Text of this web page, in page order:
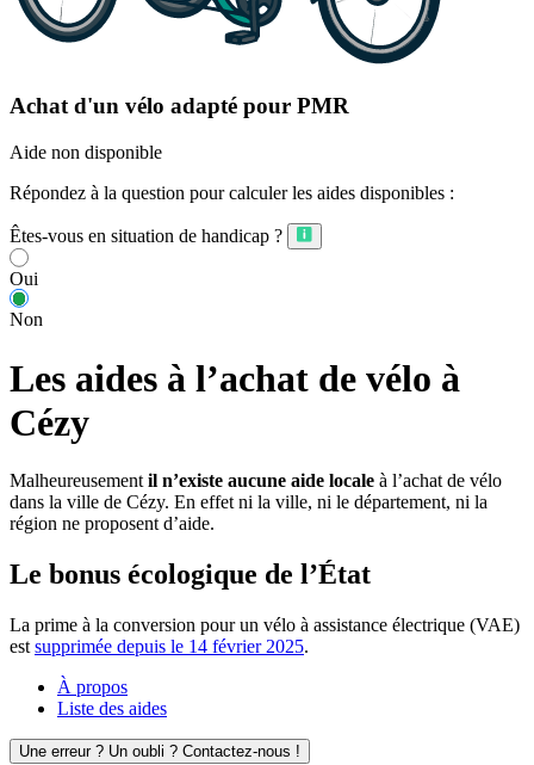
Achat d'un vélo adapté pour PMR
Aide non disponible
Répondez à la question pour calculer les aides disponibles :
Êtes-vous en situation de handicap ?
Oui
Non
Les aides à l’achat de vélo à
Cézy
Malheureusement il n’existe aucune aide locale à l’achat de vélo
dans la ville de Cézy. En effet ni la ville, ni le département, ni la
région ne proposent d’aide.
Le bonus écologique de l’État
La prime à la conversion pour un vélo à assistance électrique (VAE)
est supprimée depuis le 14 février 2025.
À propos
Liste des aides
Une erreur ? Un oubli ? Contactez-nous !